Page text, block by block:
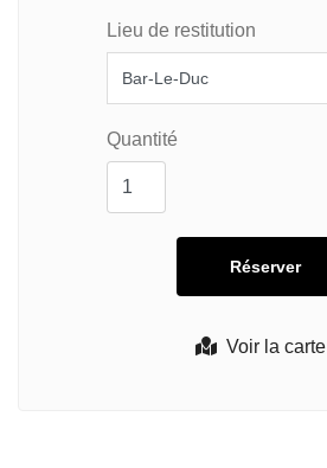
Voir la carte
Lieu de restitution
Quantité